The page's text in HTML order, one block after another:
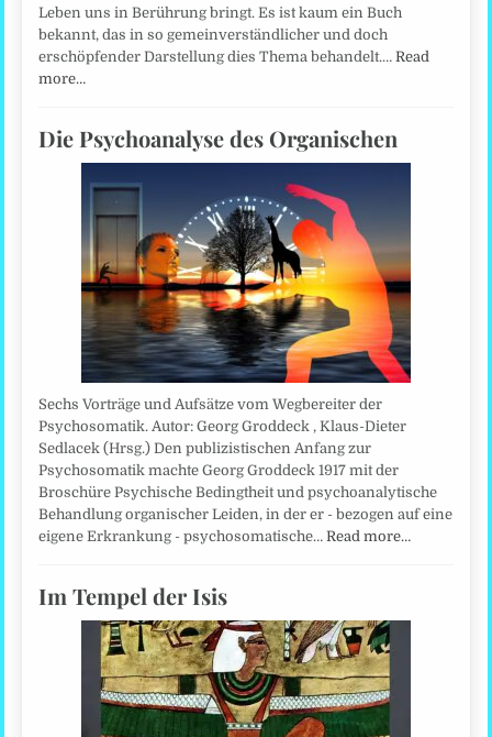
Leben uns in Berührung bringt. Es ist kaum ein Buch
bekannt, das in so gemeinverständlicher und doch
erschöpfender Darstellung dies Thema behandelt.…Read
more…
Die Psychoanalyse des Organischen
Sechs Vorträge und Aufsätze vom Wegbereiter der
Psychosomatik. Autor: Georg Groddeck , Klaus-Dieter
Sedlacek (Hrsg.) Den publizistischen Anfang zur
Psychosomatik machte Georg Groddeck 1917 mit der
Broschüre Psychische Bedingtheit und psychoanalytische
Behandlung organischer Leiden, in der er - bezogen auf eine
eigene Erkrankung - psychosomatische…Read more…
Im Tempel der Isis